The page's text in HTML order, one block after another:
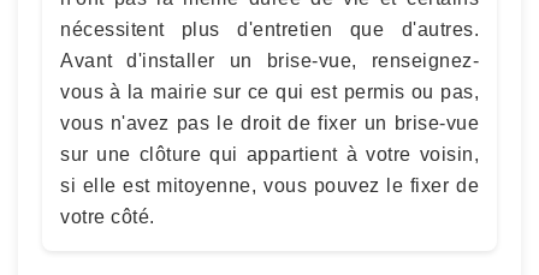
nécessitent plus d'entretien que d'autres.
Avant d'installer un brise-vue, renseignez-
vous à la mairie sur ce qui est permis ou pas,
vous n'avez pas le droit de fixer un brise-vue
sur une clôture qui appartient à votre voisin,
si elle est mitoyenne, vous pouvez le fixer de
votre côté.